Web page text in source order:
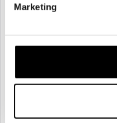
Marketing
Offiziell lizenzierte Säge Billy Puppet
PRODUKT ANSEHEN